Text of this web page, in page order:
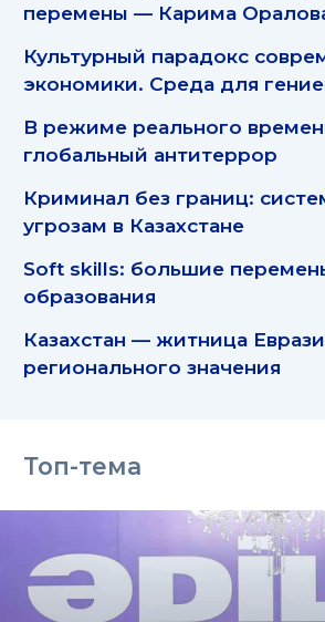
перемены — Карима
Культурный парадокс
экономики. Среда для
В режиме реального
глобальный антитеррор
Криминал без границ:
угрозам в Казахстане
Soft skills: большие
образования
Казахстан — житница
регионального значения
Топ-тема